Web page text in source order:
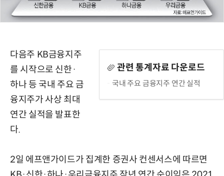
관련 통계자료 다운로드
국내 주요 금융지주 연간 실적
다음주 KB금융지주
를 시작으로 신한·
하나 등 국내 주요 금
융지주가 사상 최대
연간 실적을 발표한
다.
2일 에프앤가이드가 집계한 증권사 컨센서스에 따르면